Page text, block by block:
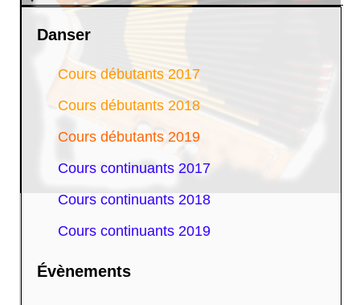
Danser
Cours débutants 2017
Cours débutants 2018
Cours débutants 2019
Cours continuants 2017
Cours continuants 2018
Cours continuants 2019
Évènements